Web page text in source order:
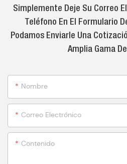
Simplemente Deje Su Correo
Teléfono En El Formulario
Podamos Enviarle Una
Amplia Gama
Nombre
Correo Electrónico
Contenido